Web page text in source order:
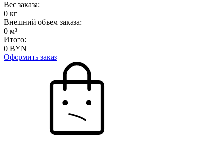
Вес заказа:
0 кг
Внешний объем заказа:
0 м³
Итого:
0 BYN
Оформить заказ